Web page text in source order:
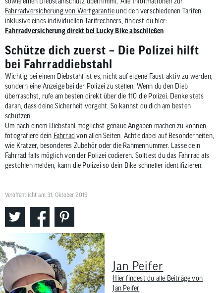
Fahrradversicherung von Wertgarantieund den verschiedenen Tarifen,
inklusive eines individuellen Tarifrechners, findest du hier:
Fahrradversicherung direkt bei Lucky Bike abschließen
Schütze dich zuerst – Die Polizei hilft
bei Fahrraddiebstahl
Wichtig bei einem Diebstahl ist es, nicht auf eigene Faust aktiv zu werden,
sondern eine Anzeige bei der Polizei zu stellen. Wenn du den Dieb
überraschst, rufe am besten direkt über die 110 die Polizei. Denke stets
daran, dass deine Sicherheit vorgeht. So kannst du dich am besten
schützen.
Um nach einem Diebstahl möglichst genaue Angaben machen zu können,
fotografiere dein Fahrrad von allen Seiten. Achte dabei auf Besonderheiten,
wie Kratzer, besonderes Zubehör oder die Rahmennummer. Lasse dein
Fahrrad falls möglich von der Polizei codieren. Solltest du das Fahrrad als
gestohlen melden, kann die Polizei so dein Bike schneller identifizieren.
Veröffentlicht am 31. Oktober 2019
Jan Peifer
Hier findest du alle Beiträge von
Jan Peifer